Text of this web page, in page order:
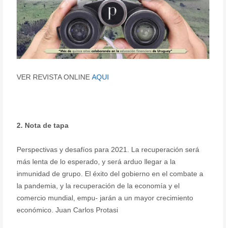
VER REVISTA ONLINE AQUI
2. Nota de tapa
Perspectivas y desafíos para 2021. La recuperación será
más lenta de lo esperado, y será arduo llegar a la
inmunidad de grupo. El éxito del gobierno en el combate a
la pandemia, y la recuperación de la economía y el
comercio mundial, empu- jarán a un mayor crecimiento
económico. Juan Carlos Protasi